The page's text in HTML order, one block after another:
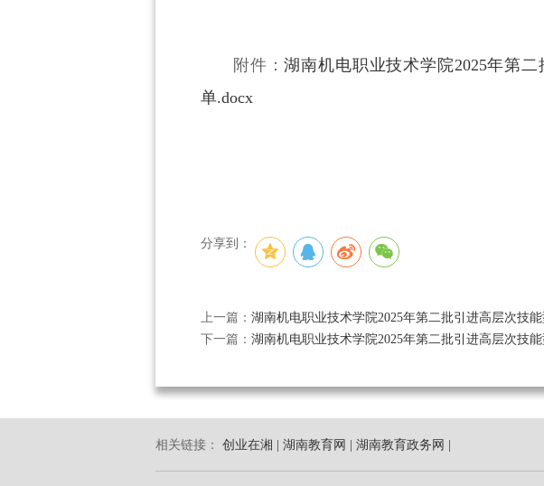
附件：湖南机电职业技术学院2025年第
单.docx
分享到：
上一篇： 湖南机电职业技术学院2025年第二批引进高层次技
下一篇： 湖南机电职业技术学院2025年第二批引进高层次技
相关链接： 创业在湘 | 湖南教育网 | 湖南教育政务网 |